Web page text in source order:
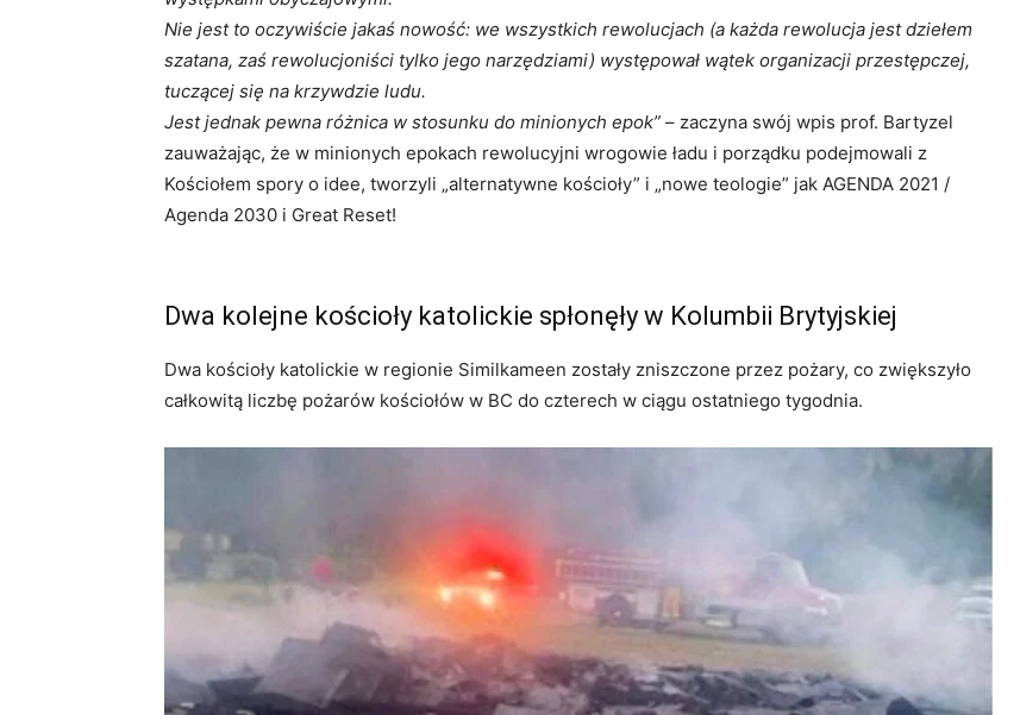
Nie jest to oczywiście jakaś nowość: we wszystkich rewolucjach (a każda rewolucja jest dziełem
szatana, zaś rewolucjoniści tylko jego narzędziami) występował wątek organizacji przestępczej,
tuczącej się na krzywdzie ludu.
Jest jednak pewna różnica w stosunku do minionych epok” – zaczyna swój wpis prof. Bartyzel
zauważając, że w minionych epokach rewolucyjni wrogowie ładu i porządku podejmowali z
Kościołem spory o idee, tworzyli „alternatywne kościoły” i „nowe teologie” jak AGENDA 2021 /
Agenda 2030 i Great Reset!
Dwa kolejne kościoły katolickie spłonęły w Kolumbii Brytyjskiej
Dwa kościoły katolickie w regionie Similkameen zostały zniszczone przez pożary, co zwiększyło
całkowitą liczbę pożarów kościołów w BC do czterech w ciągu ostatniego tygodnia.